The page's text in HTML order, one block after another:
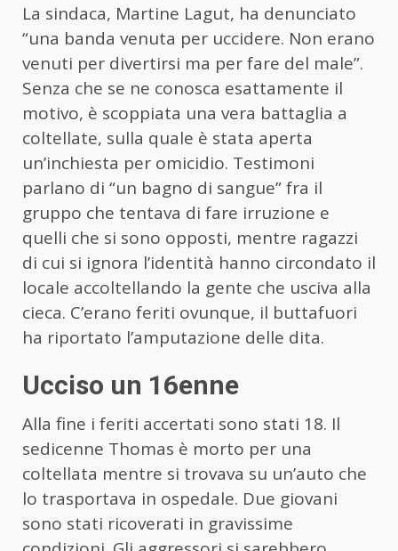
La sindaca, Martine Lagut, ha denunciato
“una banda venuta per uccidere. Non erano
venuti per divertirsi ma per fare del male”.
Senza che se ne conosca esattamente il
motivo, è scoppiata una vera battaglia a
coltellate, sulla quale è stata aperta
un’inchiesta per omicidio. Testimoni
parlano di “un bagno di sangue” fra il
gruppo che tentava di fare irruzione e
quelli che si sono opposti, mentre ragazzi
di cui si ignora l’identità hanno circondato il
locale accoltellando la gente che usciva alla
cieca. C’erano feriti ovunque, il buttafuori
ha riportato l’amputazione delle dita.
Ucciso un 16enne
Alla fine i feriti accertati sono stati 18. Il
sedicenne Thomas è morto per una
coltellata mentre si trovava su un’auto che
lo trasportava in ospedale. Due giovani
sono stati ricoverati in gravissime